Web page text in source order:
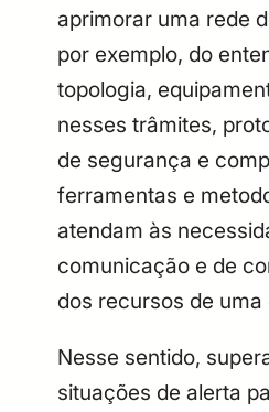
aprimorar uma rede
por exemplo, do
topologia,
nesses trâmites,
de segurança e
ferramentas e
atendam às
comunicação e de
dos recursos de uma
Nesse sentido,
situações de alerta